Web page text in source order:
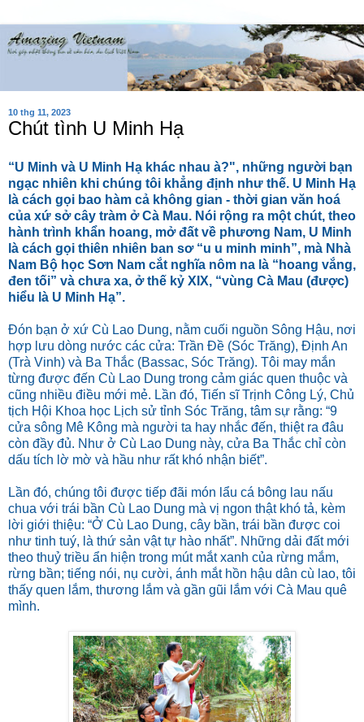
10 thg 11, 2023
Chút tình U Minh Hạ
“U Minh và U Minh Hạ khác nhau à?", những người bạn
ngạc nhiên khi chúng tôi khẳng định như thế. U Minh Hạ
là cách gọi bao hàm cả không gian - thời gian văn hoá
của xứ sở cây tràm ở Cà Mau. Nói rộng ra một chút, theo
hành trình khẩn hoang, mở đất về phương Nam, U Minh
là cách gọi thiên nhiên ban sơ “u u minh minh”, mà Nhà
Nam Bộ học Sơn Nam cắt nghĩa nôm na là “hoang vắng,
đen tối” và chưa xa, ở thế kỷ XIX, “vùng Cà Mau (được)
hiểu là U Minh Hạ”.
Ðón bạn ở xứ Cù Lao Dung, nằm cuối nguồn Sông Hậu, nơi
hợp lưu dòng nước các cửa: Trần Ðề (Sóc Trăng), Ðịnh An
(Trà Vinh) và Ba Thắc (Bassac, Sóc Trăng). Tôi may mắn
từng được đến Cù Lao Dung trong cảm giác quen thuộc và
cũng nhiều điều mới mẻ. Lần đó, Tiến sĩ Trịnh Công Lý, Chủ
tịch Hội Khoa học Lịch sử tỉnh Sóc Trăng, tâm sự rằng: “9
cửa sông Mê Kông mà người ta hay nhắc đến, thiệt ra đâu
còn đầy đủ. Như ở Cù Lao Dung này, cửa Ba Thắc chỉ còn
dấu tích lờ mờ và hầu như rất khó nhận biết”.
Lần đó, chúng tôi được tiếp đãi món lẩu cá bông lau nấu
chua với trái bần Cù Lao Dung mà vị ngon thật khó tả, kèm
lời giới thiệu: “Ở Cù Lao Dung, cây bần, trái bần được coi
như tinh tuý, là thứ sản vật tự hào nhất”. Những dải đất mới
theo thuỷ triều ẩn hiện trong mút mắt xanh của rừng mắm,
rừng bần; tiếng nói, nụ cười, ánh mắt hồn hậu dân cù lao, tôi
thấy quen lắm, thương lắm và gần gũi lắm với Cà Mau quê
mình.